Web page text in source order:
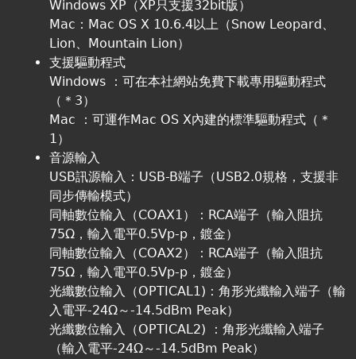
Windows XP（XP只支援32bit版）
Mac：Mac OS X 10.6.4以上（Snow Leopard、
Lion、Mountain Lion）
支援驅動程式
Windows ：可在本社網站免費下載專用驅動程式
（＊3）
Mac ：可運作Mac OS X內建的標準驅動程式（＊
1）
音源輸入
USB訊源輸入：USB-B端子（USB2.0規格，支援非
同步傳輸模式）
同軸數位輸入（COAX1）：RCA端子（輸入阻抗
75Ω，輸入電平0.5Vp-p，鍍金）
同軸數位輸入（COAX2）：RCA端子（輸入阻抗
75Ω，輸入電平0.5Vp-p，鍍金）
光纖數位輸入（OPTICAL1)：角形光纖輸入端子（輸
入電平-24Ω～-14.5dBm Peak）
光纖數位輸入（OPTICAL2) ：角形光纖輸入端子
（輸入電平-24Ω～-14.5dBm Peak）